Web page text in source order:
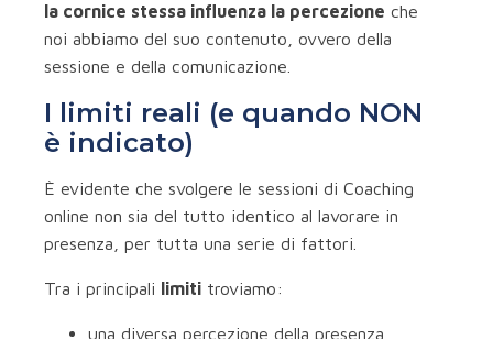
la cornice stessa influenza la percezione che
noi abbiamo del suo contenuto, ovvero della
sessione e della comunicazione.
I limiti reali (e quando NON
è indicato)
È evidente che svolgere le sessioni di Coaching
online non sia del tutto identico al lavorare in
presenza, per tutta una serie di fattori.
Tra i principali limiti troviamo:
una diversa percezione della presenza